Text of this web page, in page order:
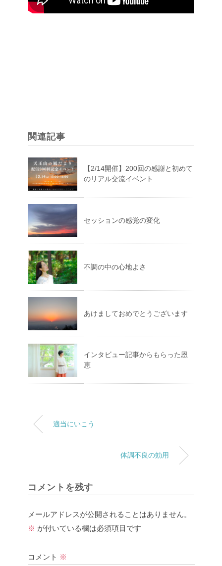
関連記事
【2/14開催】200回の感謝と初めて
のリアル交流イベント
セッションの感覚の変化
不調の中の心地よさ
あけましておめでとうございます
インタビュー記事からもらった恩
恵
適当にいこう
体調不良の効用
コメントを残す
メールアドレスが公開されることはありません。
※ が付いている欄は必須項目です
コメント ※